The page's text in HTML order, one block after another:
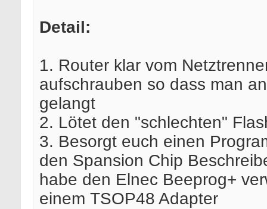
Detail:
1. Router klar vom
aufschrauben so dass man
gelangt
2. Lötet den "schlechten"
3. Besorgt euch einen
den Spansion Chip
habe den Elnec Beeprog+
einem TSOP48 Adapter